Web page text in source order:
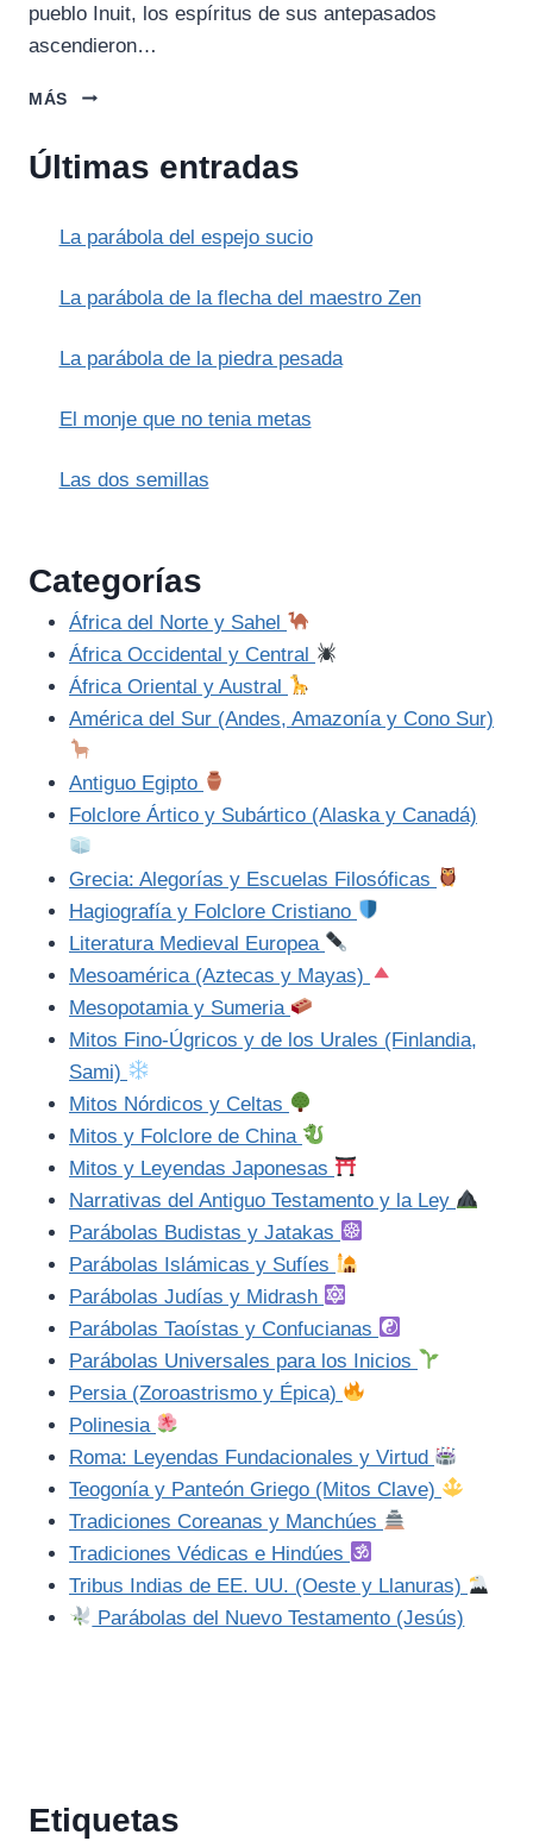
pueblo Inuit, los espíritus de sus antepasados
ascendieron…
MÁS
EL
LAS
(INUIT,
Últimas entradas
La parábola del espejo sucio
La parábola de la flecha del maestro Zen
La parábola de la piedra pesada
El monje que no tenia metas
Las dos semillas
Categorías
África del Norte y Sahel
África Occidental y Central
África Oriental y Austral
América del Sur (Andes, Amazonía y Cono Sur)
Antiguo Egipto
Folclore Ártico y Subártico (Alaska y Canadá)
Grecia: Alegorías y Escuelas Filosóficas
Hagiografía y Folclore Cristiano
Literatura Medieval Europea
Mesoamérica (Aztecas y Mayas)
Mesopotamia y Sumeria
Mitos Fino-Úgricos y de los Urales (Finlandia,
Sami)
Mitos Nórdicos y Celtas
Mitos y Folclore de China
Mitos y Leyendas Japonesas
Narrativas del Antiguo Testamento y la Ley
Parábolas Budistas y Jatakas
Parábolas Islámicas y Sufíes
Parábolas Judías y Midrash
Parábolas Taoístas y Confucianas
Parábolas Universales para los Inicios
Persia (Zoroastrismo y Épica)
Polinesia
Roma: Leyendas Fundacionales y Virtud
Teogonía y Panteón Griego (Mitos Clave)
Tradiciones Coreanas y Manchúes
Tradiciones Védicas e Hindúes
Tribus Indias de EE. UU. (Oeste y Llanuras)
Parábolas del Nuevo Testamento (Jesús)
Etiquetas